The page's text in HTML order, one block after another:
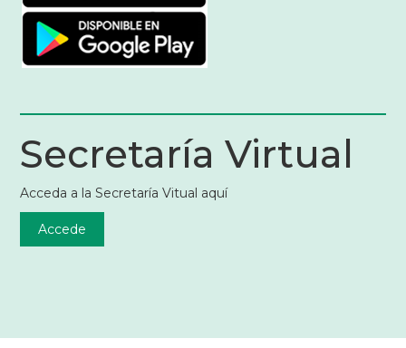
Secretaría Virtual
Acceda a la Secretaría Vitual aquí
Accede